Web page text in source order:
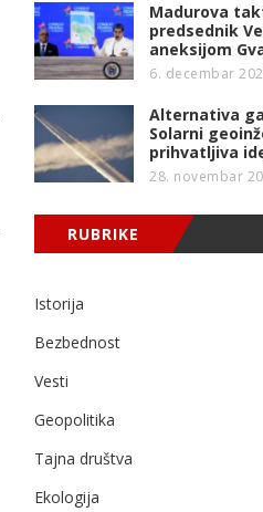
Madurova
predsednik
aneksijom
6. decembar
Alternativa
Solarni
prihvatljiva
28. novembar
RUBRIKE
Istorija
Bezbednost
Vesti
Geopolitika
Tajna društva
Ekologija